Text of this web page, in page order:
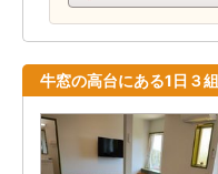
牛窓の高台にある1日３